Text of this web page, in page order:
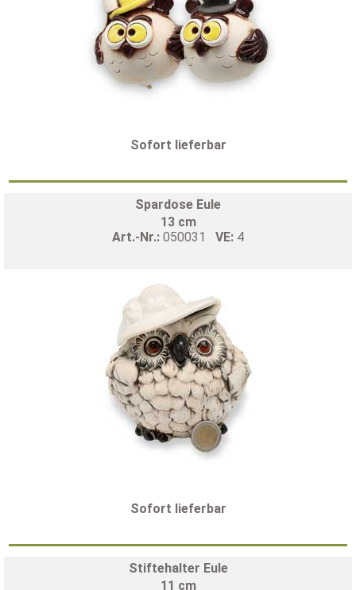
Sofort lieferbar
Spardose Eule
13 cm
Art.-Nr.: 050031 VE: 4
Sofort lieferbar
Stiftehalter Eule
11 cm